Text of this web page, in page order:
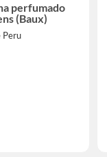
perfumado
(Baux)
Peru